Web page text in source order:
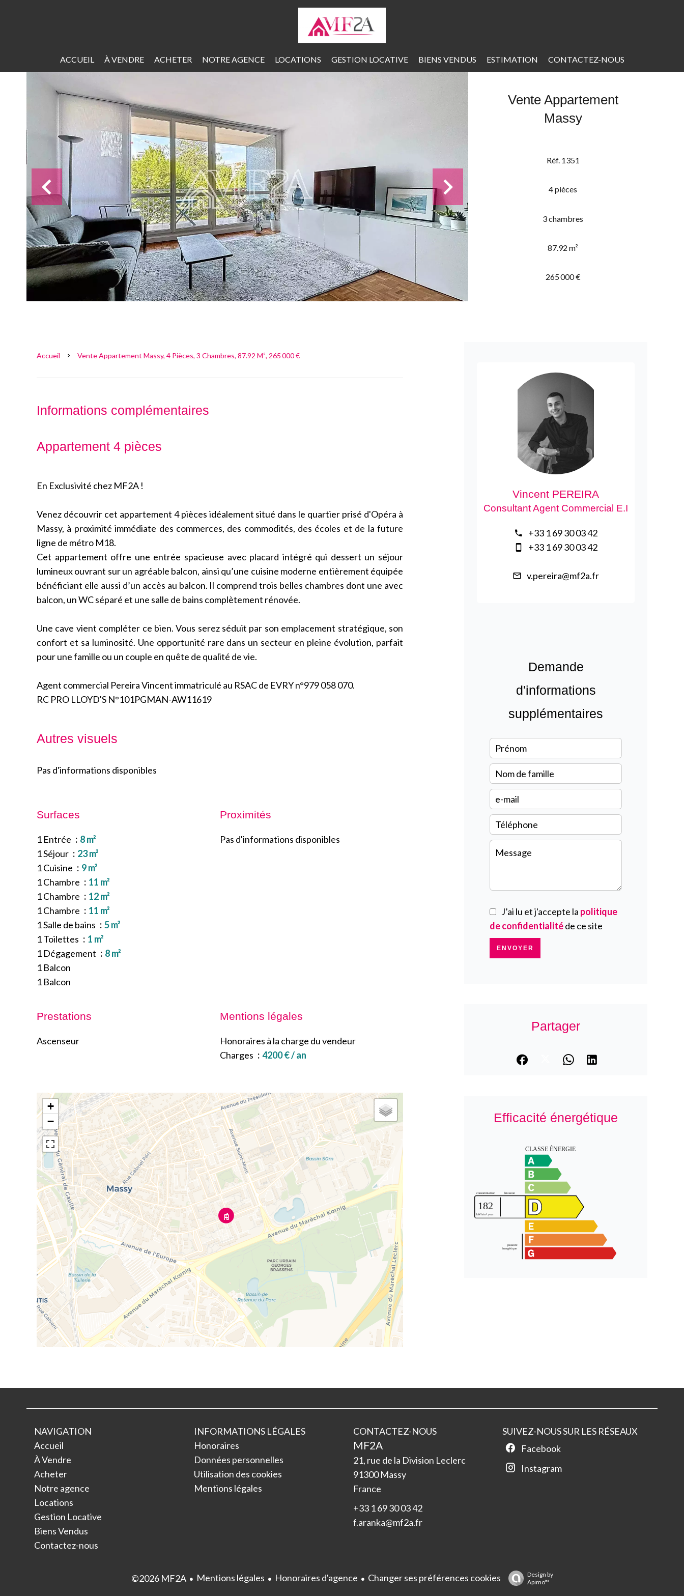
ACCUEIL À VENDRE ACHETER NOTRE AGENCE LOCATIONS GESTION LOCATIVE BIENS VENDUS ESTIMATION CONTACTEZ-NOUS
Vente Appartement
Massy
Réf. 1351
4 pièces
3 chambres
87.92 m²
265 000 €
Accueil Vente Appartement Massy, 4 Pièces, 3 Chambres, 87.92 M², 265 000 €
Informations complémentaires
Appartement 4 pièces
En Exclusivité chez MF2A !
Venez découvrir cet appartement 4 pièces idéalement situé dans le quartier prisé d'Opéra à
Massy, à proximité immédiate des commerces, des commodités, des écoles et de la future
ligne de métro M18.
Cet appartement offre une entrée spacieuse avec placard intégré qui dessert un séjour
lumineux ouvrant sur un agréable balcon, ainsi qu’une cuisine moderne entièrement équipée
bénéficiant elle aussi d’un accès au balcon. Il comprend trois belles chambres dont une avec
balcon, un WC séparé et une salle de bains complètement rénovée.
Une cave vient compléter ce bien. Vous serez séduit par son emplacement stratégique, son
confort et sa luminosité. Une opportunité rare dans un secteur en pleine évolution, parfait
pour une famille ou un couple en quête de qualité de vie.
Agent commercial Pereira Vincent immatriculé au RSAC de EVRY n°979 058 070.
RC PRO LLOYD'S N°101PGMAN-AW11619
Autres visuels
Pas d'informations disponibles
Surfaces
1 Entrée
8 m²
1 Séjour
23 m²
1 Cuisine
9 m²
1 Chambre
11 m²
1 Chambre
12 m²
1 Chambre
11 m²
1 Salle de bains
5 m²
1 Toilettes
1 m²
1 Dégagement
8 m²
1 Balcon
1 Balcon
Proximités
Pas d'informations disponibles
Prestations
Ascenseur
Mentions légales
Honoraires à la charge du vendeur
Charges
4200 € / an
+
−
Vincent PEREIRA
Consultant Agent Commercial E.I
+33 1 69 30 03 42
+33 1 69 30 03 42
v.pereira@mf2a.fr
Demande
d'informations
supplémentaires
J’ai lu et j'accepte la politique
de confidentialitéde ce site
ENVOYER
Partager
Efficacité énergétique
NAVIGATION
Accueil
À Vendre
Acheter
Notre agence
Locations
Gestion Locative
Biens Vendus
Contactez-nous
INFORMATIONS LÉGALES
Honoraires
Données personnelles
Utilisation des cookies
Mentions légales
CONTACTEZ-NOUS
MF2A
21, rue de la Division Leclerc
91300Massy
France
+33 1 69 30 03 42
f.aranka@mf2a.fr
SUIVEZ-NOUS SUR LES RÉSEAUX
Facebook
Instagram
©2026 MF2A Mentions légales Honoraires d'agence Changer ses préférences cookies
Design by
Apimo™